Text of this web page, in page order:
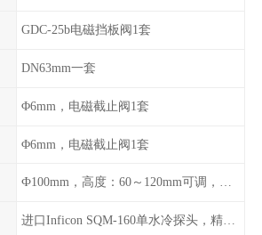
GDC-25b电磁挡板阀1套
DN63mm一套
Φ6mm，电磁截止阀1套
Φ6mm，电磁截止阀1套
Ф100mm，高度：60～120mm可调，旋转：0-20r/min可调，可加热至300℃
进口Inficon SQM-160单水冷探头，精度0.1Å（选配）